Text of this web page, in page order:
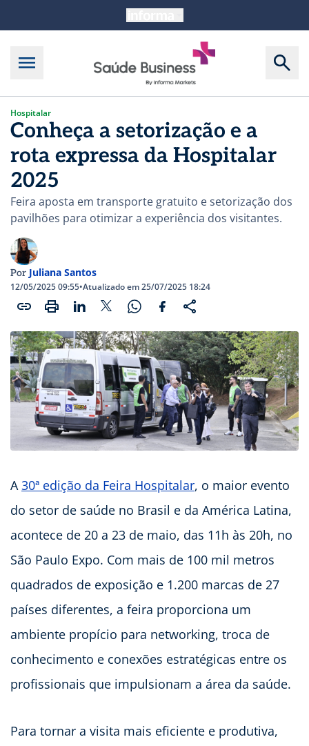
Hospitalar
Conheça a setorização e a
rota expressa da Hospitalar
2025
Feira aposta em transporte gratuito e setorização dos
pavilhões para otimizar a experiência dos visitantes.
Por Juliana Santos
12/05/2025 09:55•Atualizado em 25/07/2025 18:24
A 30ª edição da Feira Hospitalar, o maior evento
do setor de saúde no Brasil e da América Latina,
acontece de 20 a 23 de maio, das 11h às 20h, no
São Paulo Expo. Com mais de 100 mil metros
quadrados de exposição e 1.200 marcas de 27
países diferentes, a feira proporciona um
ambiente propício para networking, troca de
conhecimento e conexões estratégicas entre os
profissionais que impulsionam a área da saúde.
Para tornar a visita mais eficiente e produtiva,